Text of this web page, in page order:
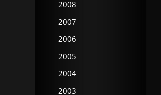
2008
2007
2006
2005
2004
2003